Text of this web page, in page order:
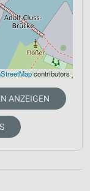
contributors
ANZEIGEN